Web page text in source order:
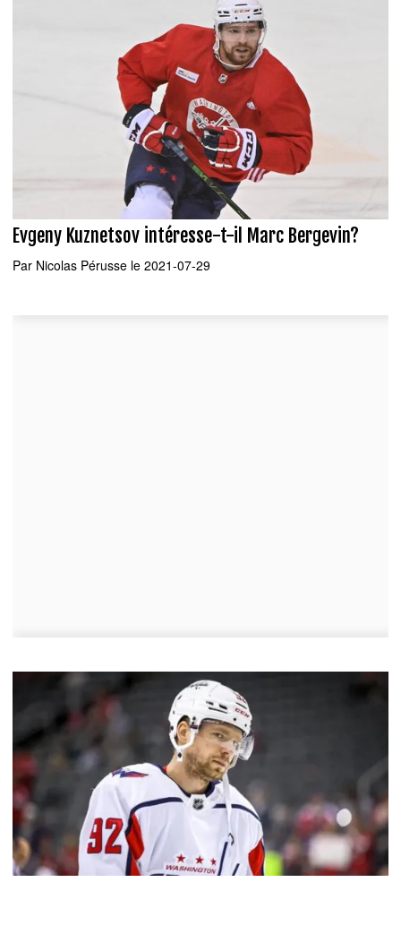
Evgeny Kuznetsov intéresse-t-il Marc Bergevin?
Par Nicolas Pérusse le 2021-07-29